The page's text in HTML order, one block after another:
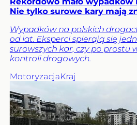
Nie tylko surowe kary mają
Wypadków na polskich
od lat. Eksperci spierają się
surowszych kar, czy po prostu
kontroli drogowych.
MotoryzacjaKraj